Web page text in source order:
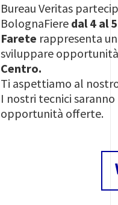
Bureau Veritas
BolognaFiere dal 4 al
Farete rappresenta
sviluppare
Centro.
Ti aspettiamo al
I nostri tecnici
opportunità offerte.